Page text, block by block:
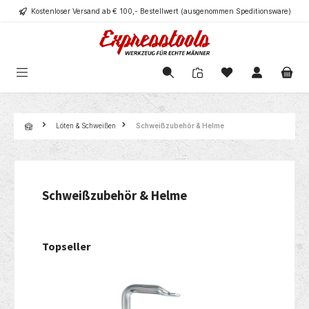
springenKostenloser Versand ab € 100,- Bestellwert (ausgenommen Speditionsware)
Löten & Schweißen Schweißzubehör & Helme
Schweißzubehör & Helme
Topseller